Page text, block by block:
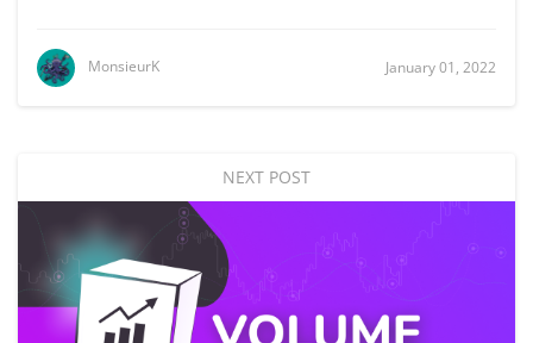
MonsieurK January 01, 2022
NEXT POST